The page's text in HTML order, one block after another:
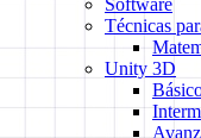
Software
Técnicas
Unity 3D